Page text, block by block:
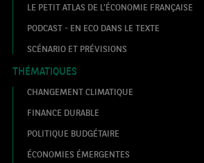
LE PETIT ATLAS DE L’ÉCONOMIE FRANÇAISE
PODCAST - EN ECO DANS LE TEXTE
SCÉNARIO ET PRÉVISIONS
THÉMATIQUES
CHANGEMENT CLIMATIQUE
FINANCE DURABLE
POLITIQUE BUDGÉTAIRE
ÉCONOMIES ÉMERGENTES